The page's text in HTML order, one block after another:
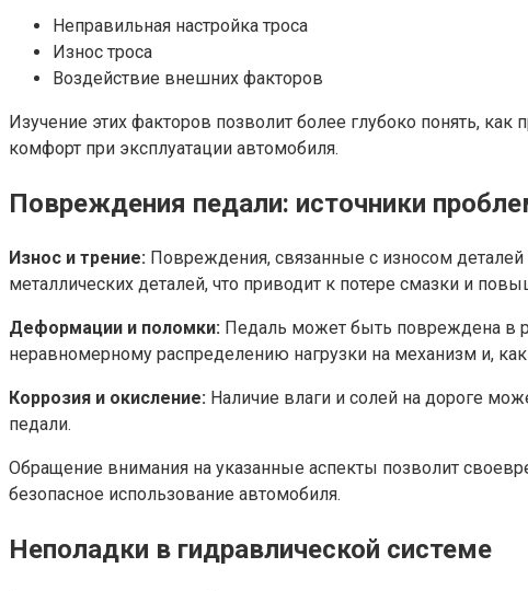
Неправильная настройка троса
Износ троса
Воздействие внешних факторов
Изучение этих факторов позволит более глубоко понять, как
комфорт при эксплуатации автомобиля.
Повреждения педали: источники
Износ и трение: Повреждения, связанные с износом
металлических деталей, что приводит к потере смазки и
Деформации и поломки: Педаль может быть повреждена в
неравномерному распределению нагрузки на механизм и,
Коррозия и окисление: Наличие влаги и солей на дороге
педали.
Обращение внимания на указанные аспекты позволит
безопасное использование автомобиля.
Неполадки в гидравлической системе